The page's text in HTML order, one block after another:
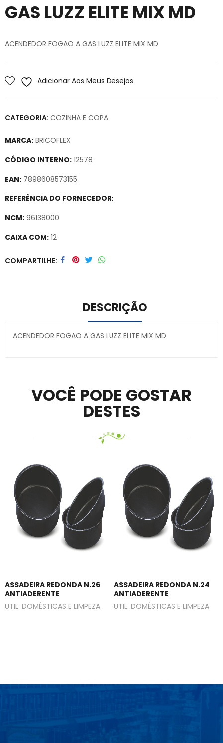
GAS LUZZ ELITE MIX MD
ACENDEDOR FOGAO A GAS LUZZ ELITE MIX MD
Adicionar Aos Meus Desejos
CATEGORIA: COZINHA E COPA
MARCA: BRICOFLEX
CÓDIGO INTERNO: 12578
EAN: 7898608573155
REFERÊNCIA DO FORNECEDOR:
NCM: 96138000
CAIXA COM: 12
Secure crypto portfolio manager for desktops and mobile –
COMPARTILHE
DESCRIÇÃO
ACENDEDOR FOGAO A GAS LUZZ ELITE MIX MD
VOCÊ PODE GOSTAR
DESTES
ASSADEIRA REDONDA N.26
ANTIADERENTE
UTIL. DOMÉSTICAS E LIMPEZA
ASSADEIRA REDONDA N.24
ANTIADERENTE
UTIL. DOMÉSTICAS E LIMPEZA